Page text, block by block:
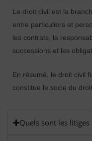
Le droit civil est la
entre particuliers et
les contrats, la
successions et les
En résumé, le droit civil
constitue le socle du
Quels sont les